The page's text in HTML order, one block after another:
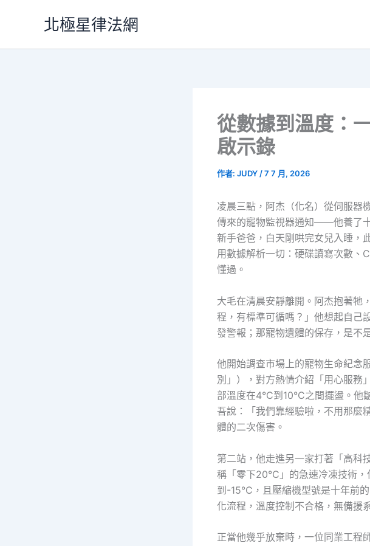
北極星律法網
從數據到溫度：
啟示錄
作者: JUDY /7 7 月, 2026
凌晨三點，阿杰（化名）從伺服器
傳來的寵物監視器通知——他養了
新手爸爸，白天剛哄完女兒入睡，
用數據解析一切：硬碟讀寫次數
懂過。
大毛在清晨安靜離開。阿杰抱著牠
程，有標準可循嗎？」他想起自己
發警報；那寵物遺體的保存，是不
他開始調查市場上的寵物生命紀念
別」），對方熱情介紹「用心服務
部溫度在4°C到10°C之間擺盪。他
吾說：「我們靠經驗啦，不用那
體的二次傷害。
第二站，他走進另一家打著「高科
稱「零下20°C」的急速冷凍技術
到-15°C，且壓縮機型號是十年前
化流程，溫度控制不合格，無備援
正當他幾乎放棄時，一位同業工